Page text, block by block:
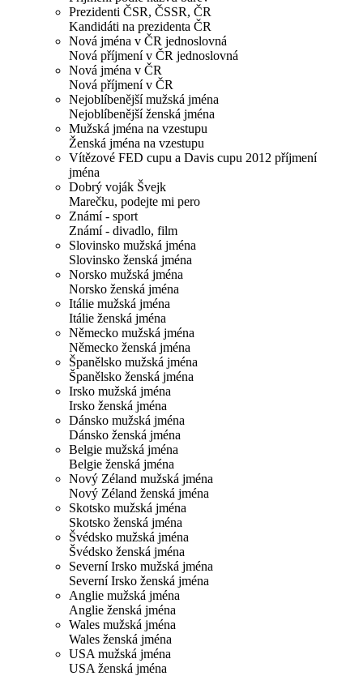
Prezidenti ČSR, ČSSR, ČR
Kandidáti na prezidenta ČR
Nová jména v ČR jednoslovná
Nová příjmení v ČR jednoslovná
Nová jména v ČR
Nová příjmení v ČR
Nejoblíbenější mužská jména
Nejoblíbenější ženská jména
Mužská jména na vzestupu
Ženská jména na vzestupu
Vítězové FED cupu a Davis cupu 2012 příjmení
jména
Dobrý voják Švejk
Marečku, podejte mi pero
Známí - sport
Známí - divadlo, film
Slovinsko mužská jména
Slovinsko ženská jména
Norsko mužská jména
Norsko ženská jména
Itálie mužská jména
Itálie ženská jména
Německo mužská jména
Německo ženská jména
Španělsko mužská jména
Španělsko ženská jména
Irsko mužská jména
Irsko ženská jména
Dánsko mužská jména
Dánsko ženská jména
Belgie mužská jména
Belgie ženská jména
Nový Zéland mužská jména
Nový Zéland ženská jména
Skotsko mužská jména
Skotsko ženská jména
Švédsko mužská jména
Švédsko ženská jména
Severní Irsko mužská jména
Severní Irsko ženská jména
Anglie mužská jména
Anglie ženská jména
Wales mužská jména
Wales ženská jména
USA mužská jména
USA ženská jména